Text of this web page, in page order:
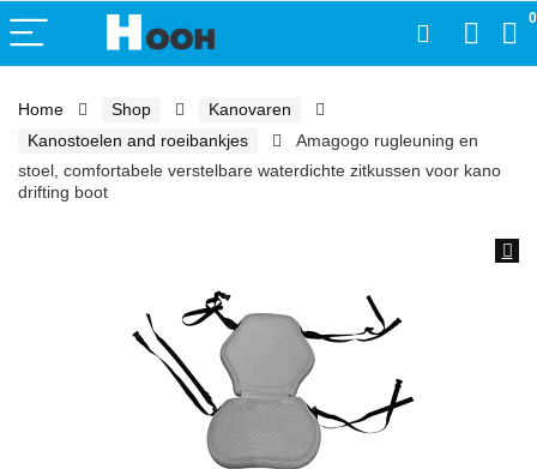
0
Home Shop
Kanovaren
Kanostoelen and roeibankjes
Amagogo rugleuning en
stoel, comfortabele verstelbare waterdichte zitkussen voor kano
drifting boot